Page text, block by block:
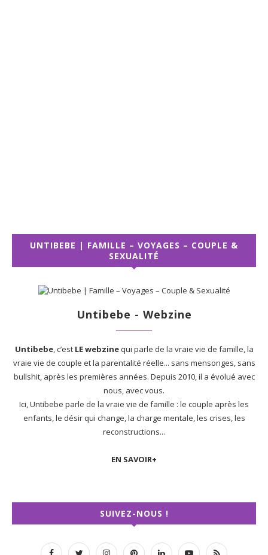
UNTIBEBE | FAMILLE – VOYAGES – COUPLE &
SEXUALITÉ
Untibebe - Webzine
Untibebe, c’est LE webzinequi parle de la vraie vie de famille, la
vraie vie de couple et la parentalité réelle... sans mensonges, sans
bullshit, après les premières années. Depuis 2010, il a évolué avec
nous, avec vous.
Ici, Untibebe parle de la vraie vie de famille : le couple après les
enfants, le désir qui change, la charge mentale, les crises, les
reconstructions...
EN SAVOIR+
SUIVEZ-NOUS !